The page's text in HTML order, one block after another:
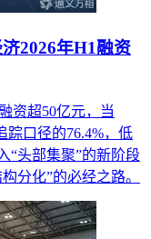
2026年H1融资
资超50亿元，当
踪口径的76.4%，低
“头部集聚”的新阶段
分化”的必经之路。